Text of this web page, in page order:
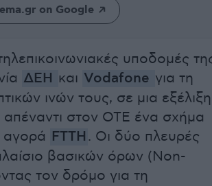
on Google
υποδομές
ΔΕΗ και Vodafone για τη
ινών τους, σε μια εξέλιξη
στον ΟΤΕ ένα σχήμα
αγορά FTTH . Οι δύο πλευρές
βασικών όρων (Non-
τον δρόμο για τη